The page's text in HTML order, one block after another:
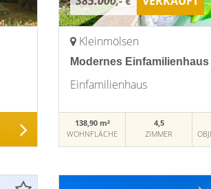
Kleinmölsen
Modernes
Einfamilienhaus
138,90 m²
WOHNFLÄCHE
4,5
ZIMMER